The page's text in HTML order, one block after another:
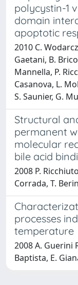
polycystin-1
domain
apoptotic
2010 C.
Gaetani, B.
Mannella, P.
Casanova, L.
S. Saunier, G.
Structural
permanent
molecular
bile acid
2008 P.
Corrada, T.
processes
temperature
2008 A. Guerini
Baptista, E.